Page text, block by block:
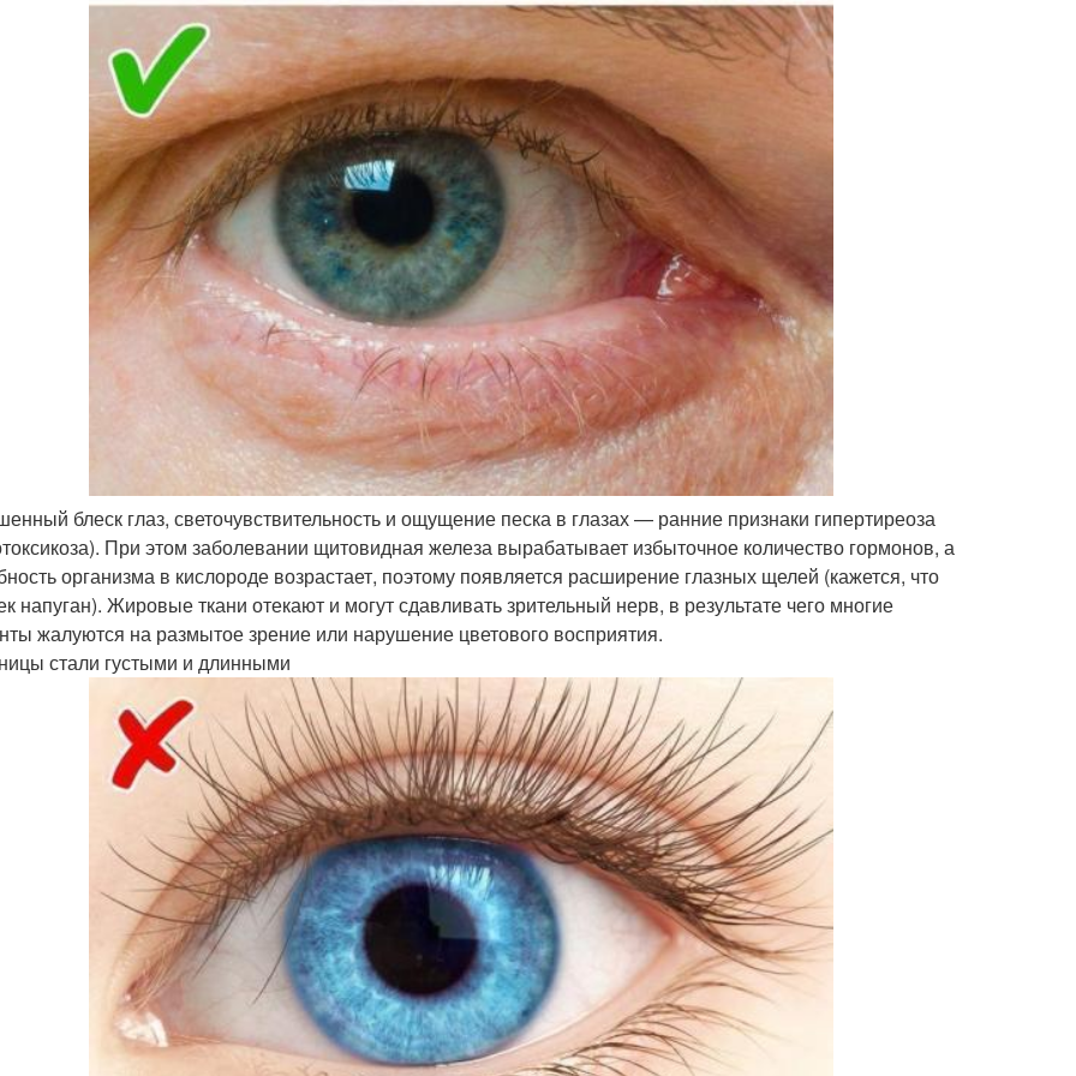
блеск глаз, светочувствительность и ощущение песка в глазах — ранние признаки гипертиреоза
При этом заболевании щитовидная железа вырабатывает избыточное количество гормонов, а
организма в кислороде возрастает, поэтому появляется расширение глазных щелей (кажется, что
напуган). Жировые ткани отекают и могут сдавливать зрительный нерв, в результате чего многие
жалуются на размытое зрение или нарушение цветового восприятия.
стали густыми и длинными